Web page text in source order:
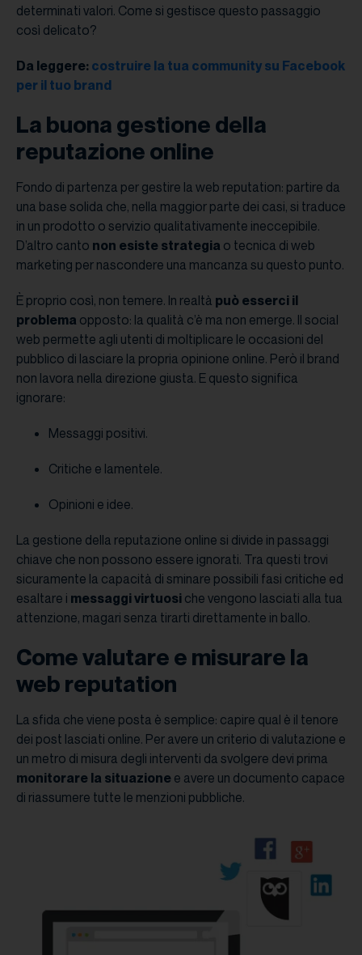
determinati valori. Come si gestisce questo passaggio
così delicato?
Da leggere: costruire la tua community su Facebook
per il tuo brand
La buona gestione della
reputazione online
Fondo di partenza per gestire la web reputation: partire da
una base solida che, nella maggior parte dei casi, si traduce
in un prodotto o servizio qualitativamente ineccepibile.
D’altro canto non esiste strategia o tecnica di web
marketing per nascondere una mancanza su questo punto.
È proprio così, non temere. In realtà può esserci il
problema opposto: la qualità c’è ma non emerge. Il social
web permette agli utenti di moltiplicare le occasioni del
pubblico di lasciare la propria opinione online. Però il brand
non lavora nella direzione giusta. E questo significa
ignorare:
Messaggi positivi.
Critiche e lamentele.
Opinioni e idee.
La gestione della reputazione online si divide in passaggi
chiave che non possono essere ignorati. Tra questi trovi
sicuramente la capacità di sminare possibili fasi critiche ed
esaltare i messaggi virtuosi che vengono lasciati alla tua
attenzione, magari senza tirarti direttamente in ballo.
Come valutare e misurare la
web reputation
La sfida che viene posta è semplice: capire qual è il tenore
dei post lasciati online. Per avere un criterio di valutazione e
un metro di misura degli interventi da svolgere devi prima
monitorare la situazione e avere un documento capace
di riassumere tutte le menzioni pubbliche.